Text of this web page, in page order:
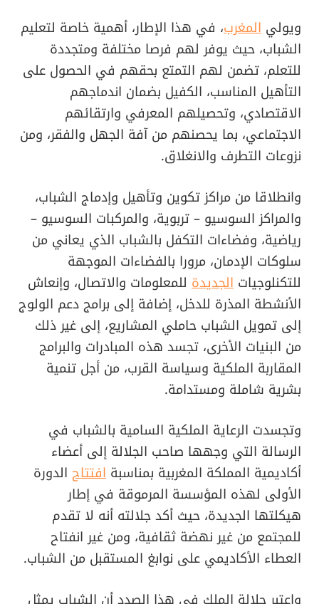
ويولي المغرب، في هذا الإطار، أهمية خاصة لتعليم
الشباب، حيث يوفر لهم فرصا مختلفة ومتجددة
للتعلم، تضمن لهم التمتع بحقهم في الحصول على
التأهيل المناسب، الكفيل بضمان اندماجهم
الاقتصادي، وتحصيلهم المعرفي وارتقائهم
الاجتماعي، بما يحصنهم من آفة الجهل والفقر، ومن
نزوعات التطرف والانغلاق.
وانطلاقا من مراكز تكوين وتأهيل وإدماج الشباب،
والمراكز السوسيو – تربوية، والمركبات السوسيو –
رياضية، وفضاءات التكفل بالشباب الذي يعاني من
سلوكات الإدمان، مرورا بالفضاءات الموجهة
للتكنلوجيات الجديدة للمعلومات والاتصال، وإنعاش
الأنشطة المذرة للدخل، إضافة إلى برامج دعم الولوج
إلى تمويل الشباب حاملي المشاريع، إلى غير ذلك
من البنيات الأخرى، تجسد هذه المبادرات والبرامج
المقاربة الملكية وسياسة القرب، من أجل تنمية
بشرية شاملة ومستدامة.
وتجسدت الرعاية الملكية السامية بالشباب في
الرسالة التي وجهها صاحب الجلالة إلى أعضاء
أكاديمية المملكة المغربية بمناسبة افتتاح الدورة
الأولى لهذه المؤسسة المرموقة في إطار
هيكلتها الجديدة، حيث أكد جلالته أنه لا تقدم
للمجتمع من غير نهضة ثقافية، ومن غير انفتاح
العطاء الأكاديمي على نوابغ المستقبل من الشباب.